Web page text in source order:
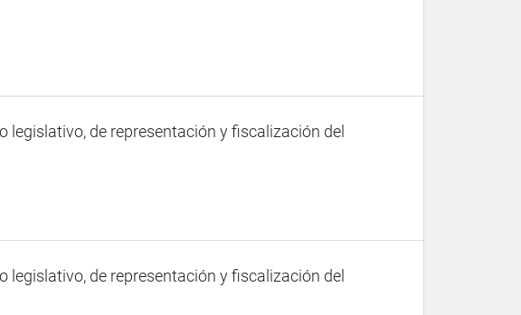
de representación y fiscalización del
de representación y fiscalización del